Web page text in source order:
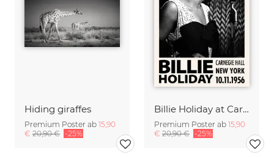
Hiding giraffes
Premium Poster ab 15,90
€ 20,90 € -25%
Billie Holiday at Carnegie Hall
Premium Poster ab 15,90
€ 20,90 € -25%